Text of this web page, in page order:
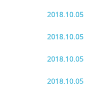
2018.10.05
2018.10.05
2018.10.05
2018.10.05